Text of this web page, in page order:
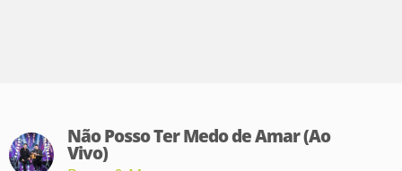
Não Posso Ter Medo de Amar (Ao
Vivo)